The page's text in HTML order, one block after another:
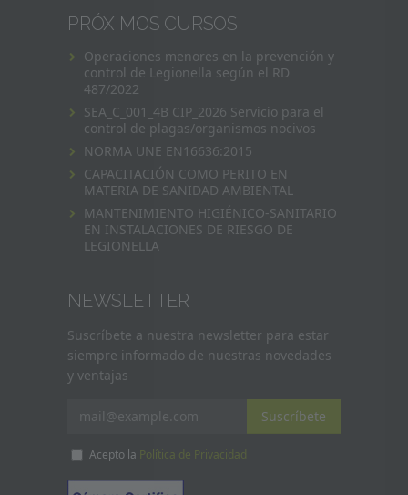
PRÓXIMOS CURSOS
Operaciones menores en la prevención y
control de Legionella según el RD
487/2022
SEA_C_001_4B CIP_2026 Servicio para el
control de plagas/organismos nocivos
NORMA UNE EN16636:2015
CAPACITACIÓN COMO PERITO EN
MATERIA DE SANIDAD AMBIENTAL
MANTENIMIENTO HIGIÉNICO-SANITARIO
EN INSTALACIONES DE RIESGO DE
LEGIONELLA
NEWSLETTER
Suscríbete a nuestra newsletter para estar
siempre informado de nuestras novedades
y ventajas
Suscríbete
Acepto la Política de Privacidad